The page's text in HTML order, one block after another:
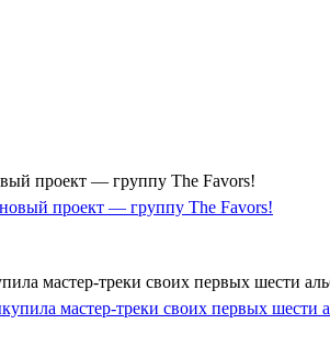
проект — группу The Favors!
мастер-треки своих первых шести